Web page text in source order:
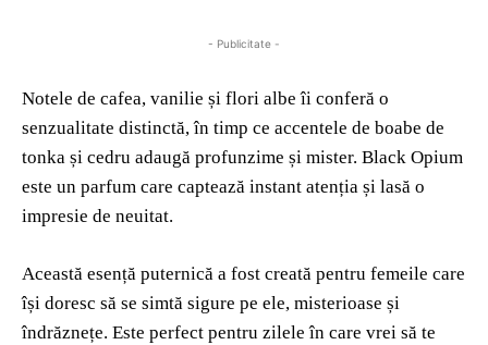
- Publicitate -
Notele de cafea, vanilie și flori albe îi conferă o
senzualitate distinctă, în timp ce accentele de boabe de
tonka și cedru adaugă profunzime și mister. Black Opium
este un parfum care captează instant atenția și lasă o
impresie de neuitat.
Această esență puternică a fost creată pentru femeile care
își doresc să se simtă sigure pe ele, misterioase și
îndrăznețe. Este perfect pentru zilele în care vrei să te